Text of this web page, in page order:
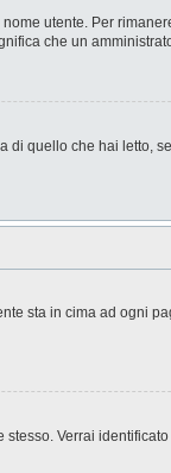
utente. Per
che un
quello che hai letto,
sta in cima ad ogni
Verrai